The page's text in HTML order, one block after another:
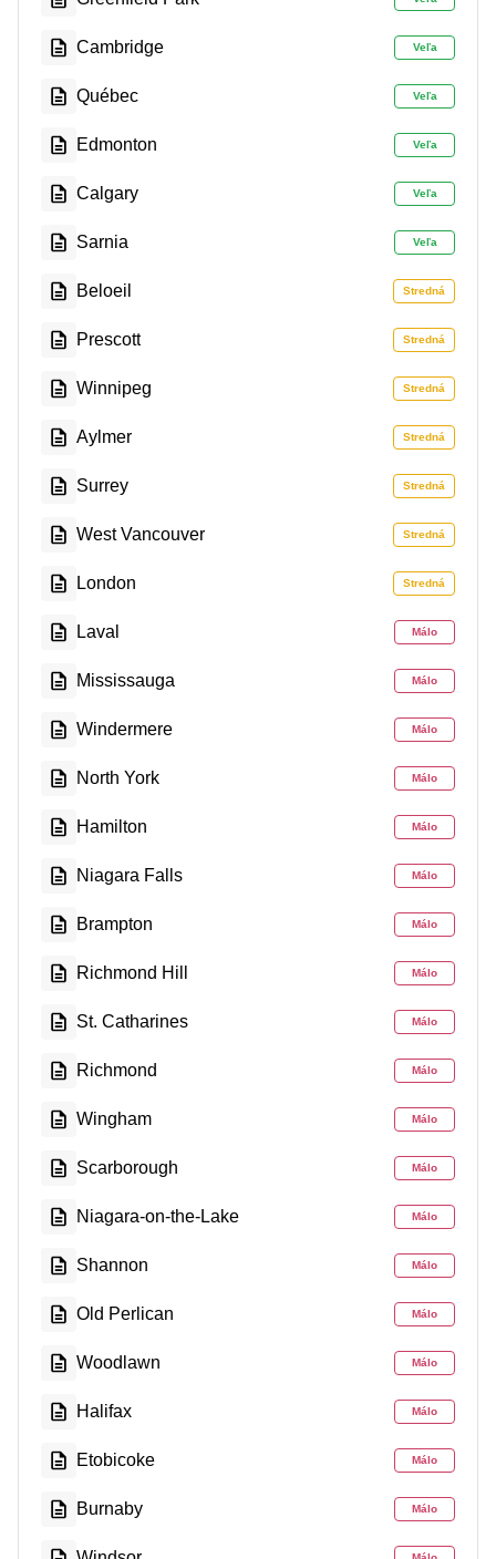
Cambridge Veľa
Québec Veľa
Edmonton Veľa
Calgary Veľa
Sarnia Veľa
Beloeil Stredná
Prescott Stredná
Winnipeg Stredná
Aylmer Stredná
Surrey Stredná
West Vancouver Stredná
London Stredná
Laval Málo
Mississauga Málo
Windermere Málo
North York Málo
Hamilton Málo
Niagara Falls Málo
Brampton Málo
Richmond Hill Málo
St. Catharines Málo
Richmond Málo
Wingham Málo
Scarborough Málo
Niagara-on-the-Lake Málo
Shannon Málo
Old Perlican Málo
Woodlawn Málo
Halifax Málo
Etobicoke Málo
Burnaby Málo